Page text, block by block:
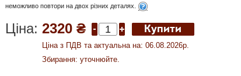
неможливо повтори на двох різних деталях.
Ціна: 2320 ₴
Ціна з ПДВ та актуальна на: 06.08.2026р.
Збирання: уточнюйте.